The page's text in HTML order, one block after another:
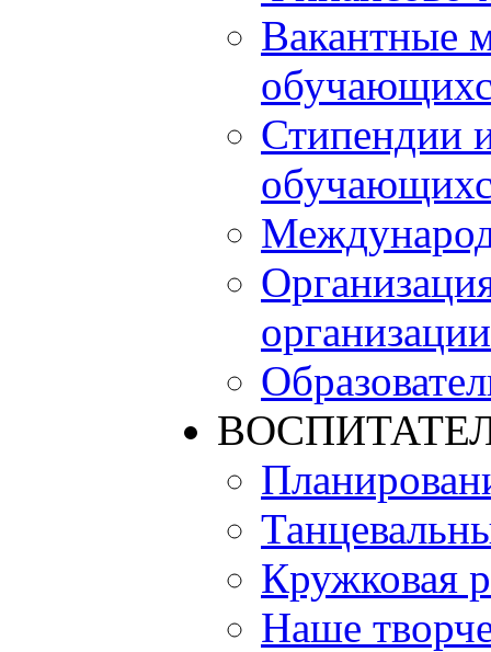
Вакантные
Стипендии
организации
Кружковая
Наше